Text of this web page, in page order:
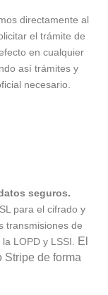
directamente al
el trámite de
en cualquier
así trámites y
necesario.
seguros.
para el cifrado y
transmisiones de
LOPD y LSSI.
El
Stripe de forma